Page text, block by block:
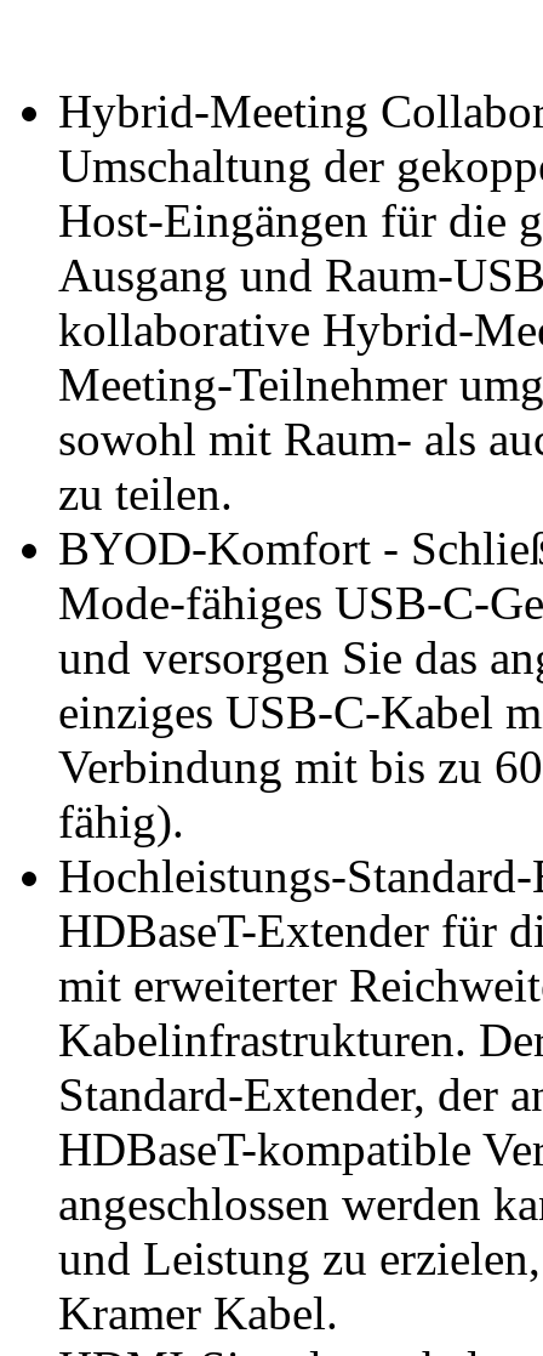
Hybrid-Meeting
Umschaltung der
Host-Eingängen für die
Ausgang und Raum-
kollaborative Hybrid-
Meeting-Teilnehmer
sowohl mit Raum- als
zu teilen.
BYOD-Komfort -
Mode-fähiges USB-C-
und versorgen Sie das
einziges USB-C-Kabel
Verbindung mit bis zu
fähig).
Hochleistungs-
HDBaseT-Extender für
mit erweiterter
Kabelinfrastrukturen.
Standard-Extender, der
HDBaseT-kompatible
angeschlossen werden
und Leistung zu
Kramer Kabel.